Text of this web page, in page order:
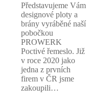
Představujeme Vám
designové ploty a
brány vyráběné naší
pobočkou
PROWERK
Poctivé řemeslo. Již
v roce 2020 jako
jedna z prvních
firem v ČR jsme
zakoupili…